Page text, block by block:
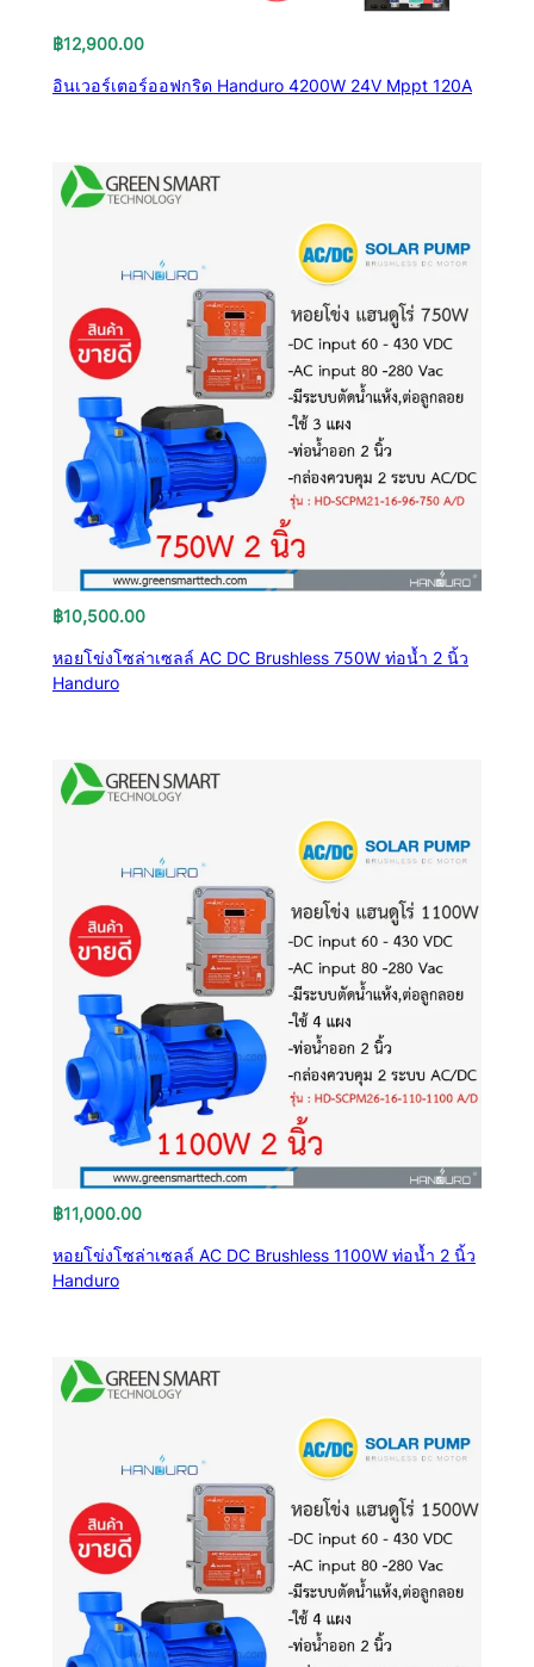
฿12,900.00
อินเวอร์เตอร์ออฟกริด Handuro 4200W 24V Mppt 120A
฿10,500.00
หอยโข่งโซล่าเซลล์ AC DC Brushless 750W ท่อน้ำ 2 นิ้ว
Handuro
฿11,000.00
หอยโข่งโซล่าเซลล์ AC DC Brushless 1100W ท่อน้ำ 2 นิ้ว
Handuro